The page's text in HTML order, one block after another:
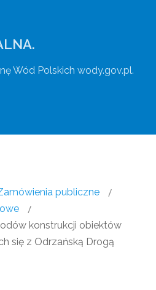
Wód Polskich wody.gov.pl.
publiczne
konstrukcji obiektów
się z Odrzańską Drogą